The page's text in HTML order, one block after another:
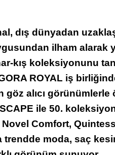
dış dünyadan
ilham alarak
kış koleksiyonunu
ROYAL iş
göz alıcı görünümlerle
ile 50.
Comfort,
trendde moda, saç